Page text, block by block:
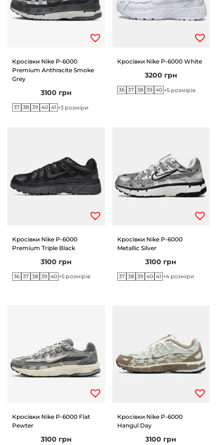
Кросівки Nike P-6000
Premium Anthracite Smoke
Grey
3100 грн
37 38 39 40 41 +3 розміри
Кросівки Nike P-6000 White
3200 грн
36 37 38 39 40 +5 розмірів
Кросівки Nike P-6000
Premium Triple Black
3100 грн
36 37 38 39 40 +5 розмірів
Кросівки Nike P-6000
Metallic Silver
3100 грн
37 38 39 40 41 +4 розміри
Кросівки Nike P-6000 Flat
Pewter
3100 грн
Кросівки Nike P-6000
Hangul Day
3100 грн